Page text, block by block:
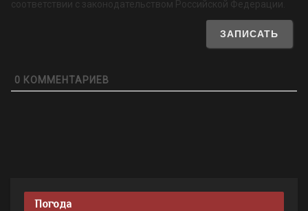
соответствии с законодательством Российской Федерации.
0 КОММЕНТАРИЕВ
Погода